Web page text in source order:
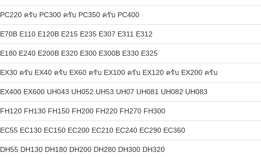
PC220 ครับ PC300 ครับ PC350 ครับ PC400
E70B E110 E120B E215 E235 E307 E311 E312
E180 E240 E200B E320 E300 E300B E330 E325
EX30 ครับ EX40 ครับ EX60 ครับ EX100 ครับ EX120 ครับ EX200 ครับ
EX400 EX600 UH043 UH052 UH53 UH07 UH081 UH082 UH083
FH120 FH130 FH150 FH200 FH220 FH270 FH300
EC55 EC130 EC150 EC200 EC210 EC240 EC290 EC360
DH55 DH130 DH180 DH200 DH280 DH300 DH320